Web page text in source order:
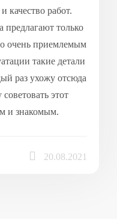
качество работ.
предлагают только
очень приемлемым
такие детали
раз ухожу отсюда
этот
и знакомым.
20.08.2021